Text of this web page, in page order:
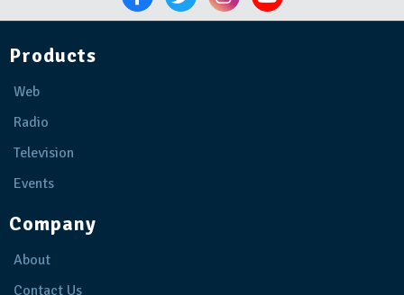
Products
Web
Radio
Television
Events
Company
About
Contact Us